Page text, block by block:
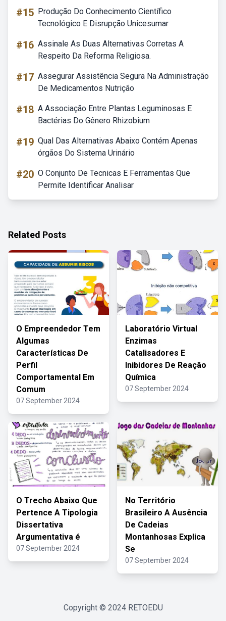
#15 Produção Do Conhecimento Científico
Tecnológico E Disrupção Unicesumar
#16 Assinale As Duas Alternativas Corretas A
Respeito Da Reforma Religiosa.
#17 Assegurar Assistência Segura Na Administração
De Medicamentos Nutrição
#18 A Associação Entre Plantas Leguminosas E
Bactérias Do Gênero Rhizobium
#19 Qual Das Alternativas Abaixo Contém Apenas
órgãos Do Sistema Urinário
#20 O Conjunto De Tecnicas E Ferramentas Que
Permite Identificar Analisar
Related Posts
O Empreendedor Tem
Algumas
Características De
Perfil
Comportamental Em
Comum
07 September 2024
Laboratório Virtual
Enzimas
Catalisadores E
Inibidores De Reação
Química
07 September 2024
O Trecho Abaixo Que
Pertence A Tipologia
Dissertativa
Argumentativa é
07 September 2024
No Território
Brasileiro A Ausência
De Cadeias
Montanhosas Explica
Se
07 September 2024
Copyright © 2024 RETOEDU